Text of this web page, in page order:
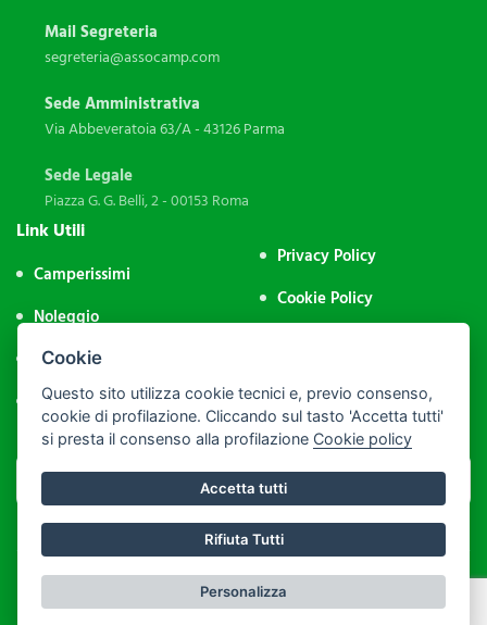
Mail Segreteria
segreteria@assocamp.com
Sede Amministrativa
Via Abbeveratoia 63/A - 43126 Parma
Sede Legale
Piazza G. G. Belli, 2 - 00153 Roma
Link Utili
Camperissimi
Noleggio
Aree Sosta
Contatti
Privacy Policy
Cookie Policy
Area Riservata
P.IVA: 09974231004 - PEC: assocamp@legalmail.it - C.F.: 92043500286
Cookie
Questo sito utilizza cookie tecnici e, previo consenso,
cookie di profilazione. Cliccando sul tasto 'Accetta tutti'
si presta il consenso alla profilazione Cookie policy
Accetta tutti
Rifiuta Tutti
Personalizza